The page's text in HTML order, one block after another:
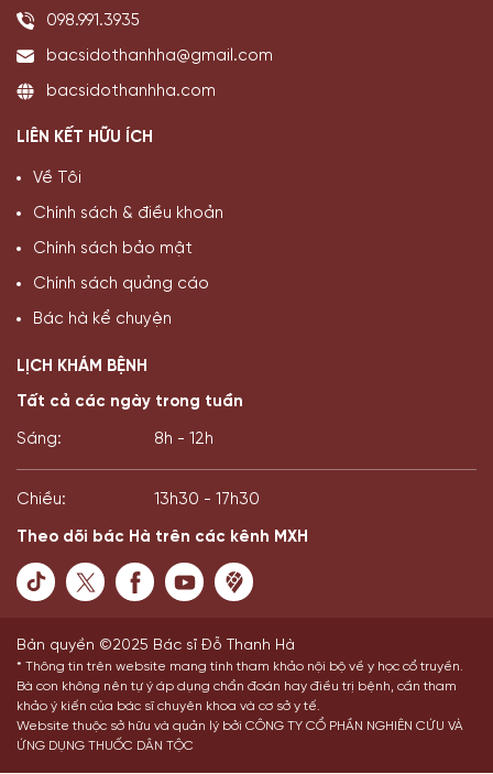
098.991.3935
bacsidothanhha@gmail.com
bacsidothanhha.com
LIÊN KẾT HỮU ÍCH
Về Tôi
Chính sách & điều khoản
Chính sách bảo mật
Chính sách quảng cáo
Bác hà kể chuyện
LỊCH KHÁM BỆNH
Tất cả các ngày trong tuần
Sáng: 8h - 12h
Chiều: 13h30 - 17h30
Theo dõi bác Hà trên các kênh MXH
Bản quyền ©2025 Bác sĩ Đỗ Thanh Hà
* Thông tin trên website mang tính tham khảo nội bộ về y học cổ truyền.
Bà con không nên tự ý áp dụng chẩn đoán hay điều trị bệnh, cần tham
khảo ý kiến của bác sĩ chuyên khoa và cơ sở y tế.
Website thuộc sở hữu và quản lý bởi CÔNG TY CỔ PHẦN NGHIÊN CỨU VÀ
ỨNG DỤNG THUỐC DÂN TỘC